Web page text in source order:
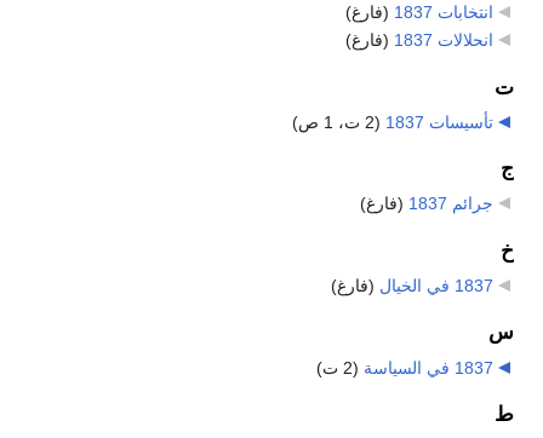
انتخابات 1837
(فارغ)
انحلالات 1837
(فارغ)
ت
تأسيسات 1837 (2 ت، 1 ص)
ج
جرائم 1837 (فارغ)
خ
1837 في الخيال (فارغ)
س
1837 في السياسة (2 ت)
ط